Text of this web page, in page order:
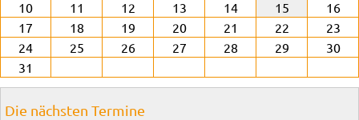
10
11 12 13 14 15
16
17
18 19 20 21 22
23
24
25 26 27 28 29
30
31
Die nächsten Termine